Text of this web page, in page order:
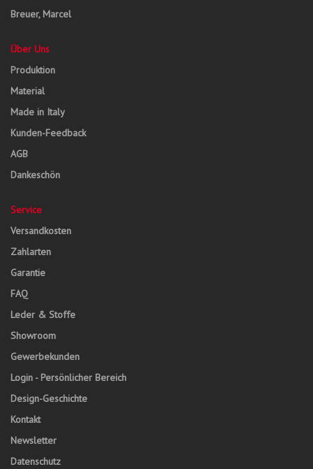
Breuer, Marcel
Über Uns
Produktion
Material
Made in Italy
Kunden-Feedback
AGB
Dankeschön
Service
Versandkosten
Zahlarten
Garantie
FAQ
Leder & Stoffe
Showroom
Gewerbekunden
Login - Persönlicher Bereich
Design-Geschichte
Kontakt
Newsletter
Datenschutz